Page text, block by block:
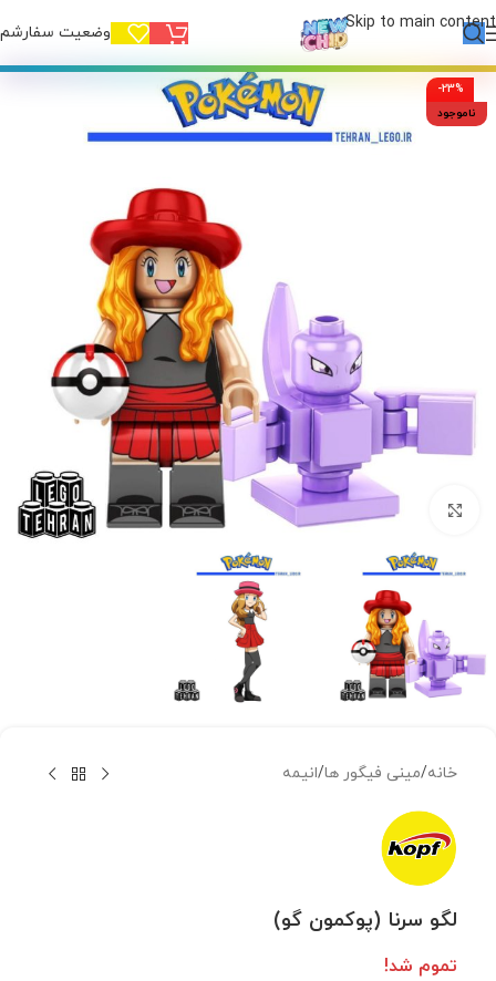
Skip to main content وضعیت
-23%
ناموجود
بزرگنمایی تصویر
خانه/مینی فیگور ها/انیمه
لگو سرنا (پوکمون گو)
تموم شد!